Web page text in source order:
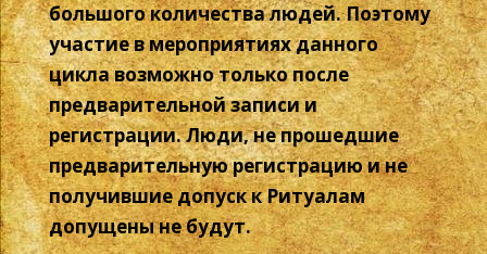
большого количества людей. Поэтому
участие в мероприятиях данного
цикла возможно только после
предварительной записи и
регистрации. Люди, не прошедшие
предварительную регистрацию и не
получившие допуск к Ритуалам
допущены не будут.